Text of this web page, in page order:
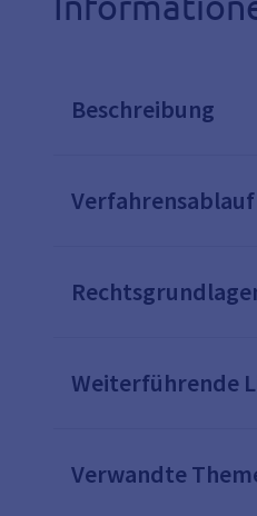
Beschreibung
Verfahrensablauf
Weiterführende
Verwandte